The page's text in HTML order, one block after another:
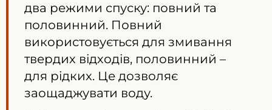
два режими спуску: повний та
половинний. Повний
використовується для змивання
твердих відходів, половинний –
для рідких. Це дозволяє
заощаджувати воду.